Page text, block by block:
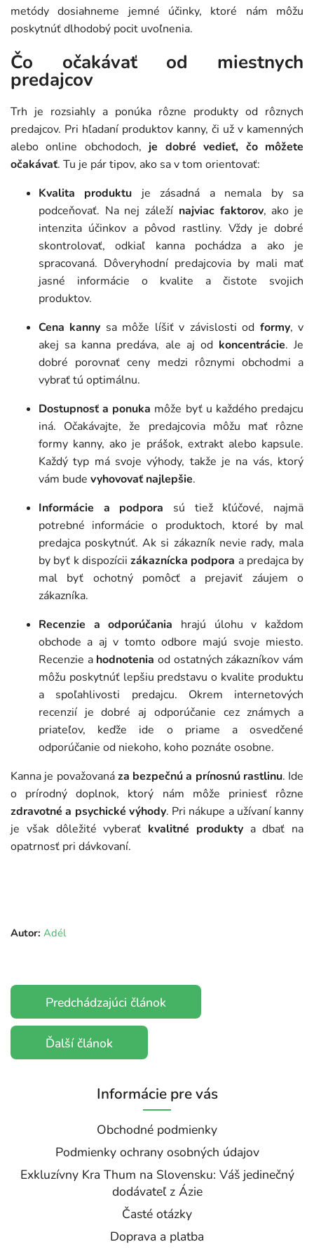
metódy dosiahneme jemné účinky, ktoré nám môžu
poskytnúť dlhodobý pocit uvoľnenia.
Čo očakávať od miestnych
predajcov
Trh je rozsiahly a ponúka rôzne produkty od rôznych
predajcov. Pri hľadaní produktov kanny, či už v kamenných
alebo online obchodoch, je dobré vedieť, čo môžete
očakávať. Tu je pár tipov, ako sa v tom orientovať:
Kvalita produktu je zásadná a nemala by sa
podceňovať. Na nej záleží najviac faktorov, ako je
intenzita účinkov a pôvod rastliny. Vždy je dobré
skontrolovať, odkiaľ kanna pochádza a ako je
spracovaná. Dôveryhodní predajcovia by mali mať
jasné informácie o kvalite a čistote svojich
produktov.
Cena kanny sa môže líšiť v závislosti od formy, v
akej sa kanna predáva, ale aj od koncentrácie. Je
dobré porovnať ceny medzi rôznymi obchodmi a
vybrať tú optimálnu.
Dostupnosť a ponuka môže byť u každého predajcu
iná. Očakávajte, že predajcovia môžu mať rôzne
formy kanny, ako je prášok, extrakt alebo kapsule.
Každý typ má svoje výhody, takže je na vás, ktorý
vám bude vyhovovať najlepšie.
Informácie a podpora sú tiež kľúčové, najmä
potrebné informácie o produktoch, ktoré by mal
predajca poskytnúť. Ak si zákazník nevie rady, mala
by byť k dispozícii zákaznícka podpora a predajca by
mal byť ochotný pomôcť a prejaviť záujem o
zákazníka.
Recenzie a odporúčania hrajú úlohu v každom
obchode a aj v tomto odbore majú svoje miesto.
Recenzie a hodnotenia od ostatných zákazníkov vám
môžu poskytnúť lepšiu predstavu o kvalite produktu
a spoľahlivosti predajcu. Okrem internetových
recenzií je dobré aj odporúčanie cez známych a
priateľov, keďže ide o priame a osvedčené
odporúčanie od niekoho, koho poznáte osobne.
Kanna je považovanáza bezpečnú a prínosnú rastlinu. Ide
o prírodný doplnok, ktorý nám môže priniesť rôzne
zdravotné a psychické výhody. Pri nákupe a užívaní kanny
je však dôležité vyberať kvalitné produktya dbať na
opatrnosť pri dávkovaní.
Autor: Adél
Predchádzajúci článok
Ďalší článok
Informácie pre vás
Obchodné podmienky
Podmienky ochrany osobných údajov
Exkluzívny Kra Thum na Slovensku: Váš jedinečný
dodávateľ z Ázie
Časté otázky
Doprava a platba